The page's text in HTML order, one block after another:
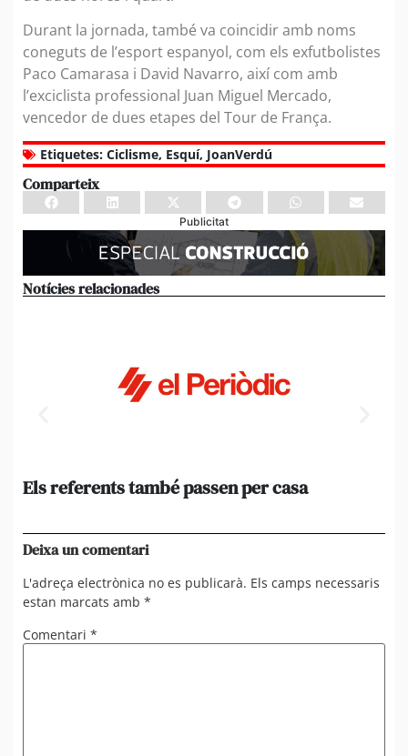
Durant la jornada, també va coincidir amb noms
coneguts de l’esport espanyol, com els exfutbolistes
Paco Camarasa i David Navarro, així com amb
l’exciclista professional Juan Miguel Mercado,
vencedor de dues etapes del Tour de França.
Etiquetes: Ciclisme, Esquí, JoanVerdú
Comparteix
Publicitat
Notícies relacionades
Els referents també passen per casa
Deixa un comentari
L'adreça electrònica no es publicarà. Els camps necessaris
estan marcats amb *
Comentari *